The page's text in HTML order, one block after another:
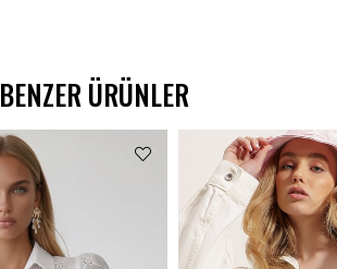
BENZER ÜRÜNLER